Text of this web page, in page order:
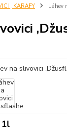
, KARAFY Láhev
1l